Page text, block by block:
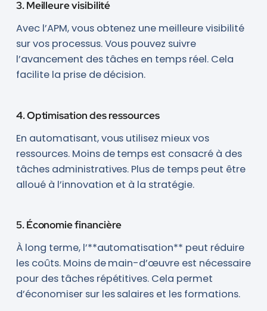
3. Meilleure visibilité
Avec l’APM, vous obtenez une meilleure visibilité
sur vos processus. Vous pouvez suivre
l’avancement des tâches en temps réel. Cela
facilite la prise de décision.
4. Optimisation des ressources
En automatisant, vous utilisez mieux vos
ressources. Moins de temps est consacré à des
tâches administratives. Plus de temps peut être
alloué à l’innovation et à la stratégie.
5. Économie financière
À long terme, l’**automatisation** peut réduire
les coûts. Moins de main-d’œuvre est nécessaire
pour des tâches répétitives. Cela permet
d’économiser sur les salaires et les formations.